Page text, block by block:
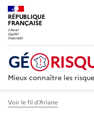
RÉPUBLIQUE
FRANÇAISE
Mieux connaître les
Voir le fil d’Ariane